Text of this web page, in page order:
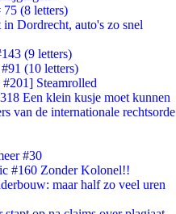
75 (8 letters)
in Dordrecht, auto's zo snel
(9 letters)
(10 letters)
Steamrolled
Een klein kusje moet kunnen
van de internationale rechtsorde
#30
#160 Zonder Kolonel!!
maar half zo veel uren